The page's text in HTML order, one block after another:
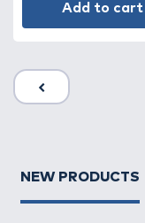
Add to cart
NEW PRODUCTS